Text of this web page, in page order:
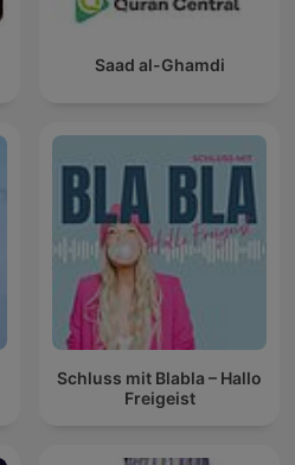
Saad al-Ghamdi
Schluss mit Blabla – Hallo
Freigeist